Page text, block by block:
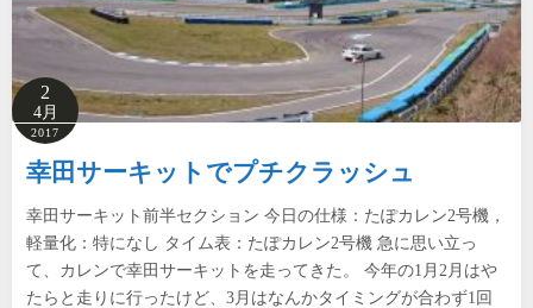
2
4月
2017
幸田サーキットでプチクラッシュ
幸田サーキット前半セクション 今日の仕様：たぽカレン2号機，
軽量化：特になし タイム表：たぽカレン2号機 急に思い立っ
て、カレンで幸田サーキットを走ってきた。 今年の1月2月はや
たらと走りに行ったけど、3月はなんかタイミングが合わず1回